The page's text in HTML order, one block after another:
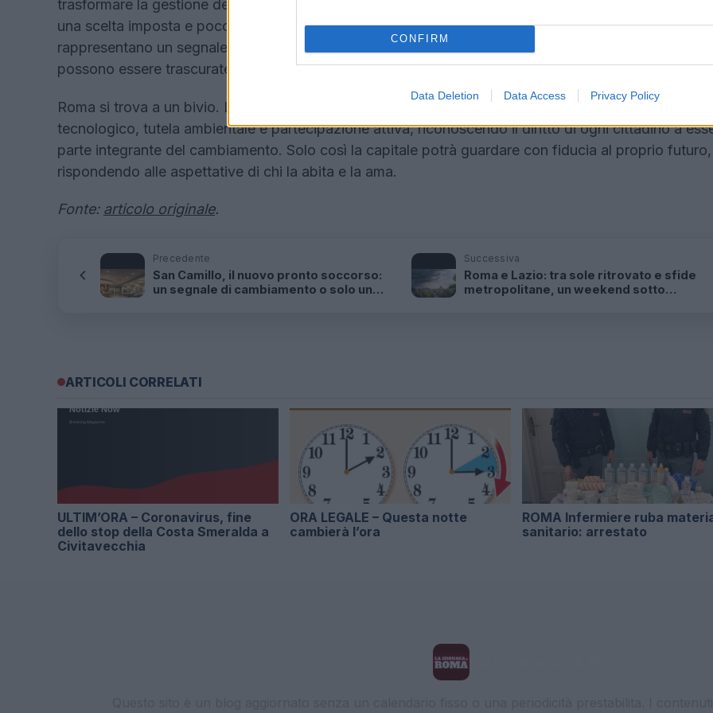
CONFIRM
Data Deletion Data Access Privacy Policy
trasformare la gestione dei rifiuti in un’occasione di innovazione condivisa oppure verrà percepita
una scelta imposta e poco trasparente? La mobilitazione dei cittadini e la richiesta di chiarezza
rappresentano un segnale forte: l’attenzione verso l’ambiente e la qualità della vita nella capitale non
possono essere trascurate.
Roma si trova a un bivio. La sfida è quella di costruire un modello di sviluppo che coniughi progresso
tecnologico, tutela ambientale e partecipazione attiva, riconoscendo il diritto di ogni cittadino a
parte integrante del cambiamento. Solo così la capitale potrà guardare con fiducia al proprio futuro,
rispondendo alle aspettative di chi la abita e la ama.
Fonte: articolo originale.
Precedente
San Camillo, il nuovo pronto soccorso:
un segnale di cambiamento o solo un
Successiva
Roma e Lazio: tra sole ritrovato e sfide
metropolitane, un weekend sotto
ARTICOLI CORRELATI
ULTIM’ORA – Coronavirus, fine
dello stop della Costa Smeralda a
Civitavecchia
ORA LEGALE – Questa notte
cambierà l’ora
ROMA Infermiere ruba
sanitario: arrestato